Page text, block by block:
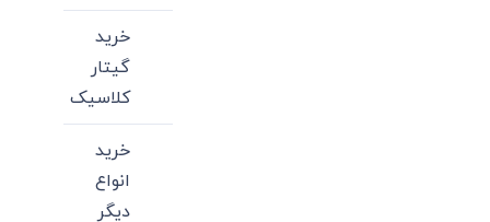
خرید
گیتار
کلاسیک
خرید
انواع
دیگر